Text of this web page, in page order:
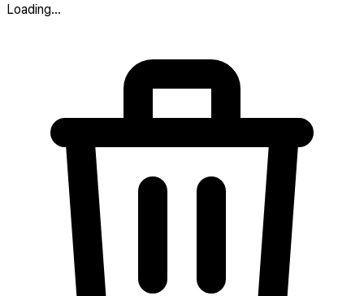
Loading...